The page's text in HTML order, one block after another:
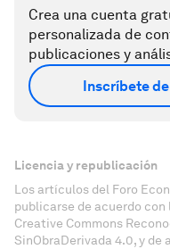
Crea una cuenta
personalizada de
publicaciones y
Inscríbete
Licencia y republicación
Los artículos del Foro
publicarse de acuerdo
Creative Commons
SinObraDerivada 4.0, y de